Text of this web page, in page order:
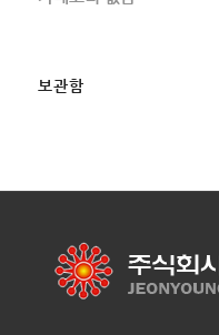
보관함